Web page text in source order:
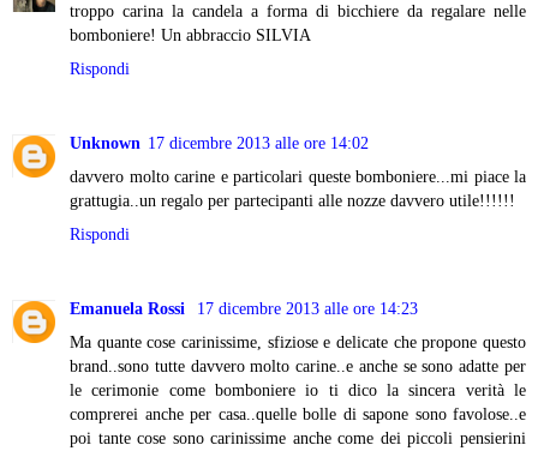
troppo carina la candela a forma di bicchiere da regalare nelle
bomboniere! Un abbraccio SILVIA
Rispondi
Unknown 17 dicembre 2013 alle ore 14:02
davvero molto carine e particolari queste bomboniere...mi piace la
grattugia..un regalo per partecipanti alle nozze davvero utile!!!!!!
Rispondi
Emanuela Rossi
17 dicembre 2013 alle ore 14:23
Ma quante cose carinissime, sfiziose e delicate che propone questo
brand..sono tutte davvero molto carine..e anche se sono adatte per
le cerimonie come bomboniere io ti dico la sincera verità le
comprerei anche per casa..quelle bolle di sapone sono favolose..e
poi tante cose sono carinissime anche come dei piccoli pensierini